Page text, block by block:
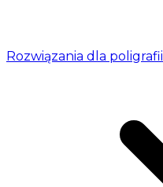
Rozwiązania dla poligrafii